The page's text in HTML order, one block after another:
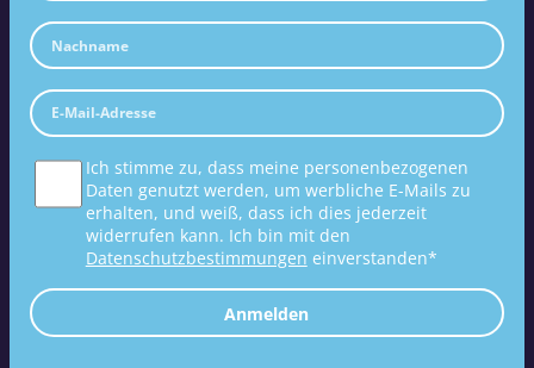
Ich stimme zu, dass meine personenbezogenen
Daten genutzt werden, um werbliche E-Mails zu
erhalten, und weiß, dass ich dies jederzeit
widerrufen kann. Ich bin mit den
Datenschutzbestimmungen einverstanden*
Anmelden